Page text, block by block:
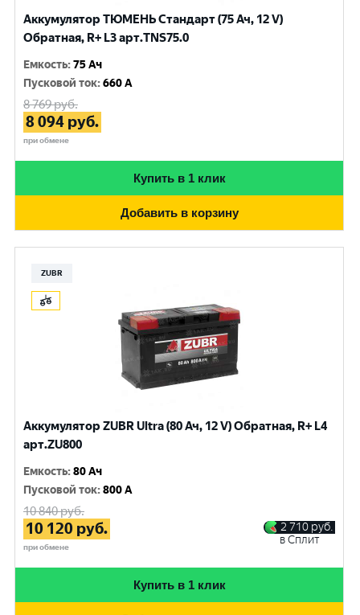
Аккумулятор ТЮМЕНЬ Стандарт (75 Ач, 12 V)
Обратная, R+ L3 арт.TNS75.0
Емкость:75 Ач
Пусковой ток:660 A
8 769руб.
8 094 руб.
при обмене
Купить в 1 клик
Добавить в корзину
ZUBR
Аккумулятор ZUBR Ultra (80 Ач, 12 V) Обратная, R+ L4
арт.ZU800
Емкость:80 Ач
Пусковой ток:800 A
10 840руб.
10 120 руб.
при обмене
2 710 руб.
в Сплит
Купить в 1 клик